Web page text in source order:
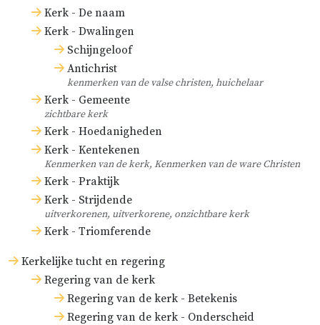
Kerk - De naam
Kerk - Dwalingen
Schijngeloof
Antichrist
kenmerken van de valse christen, huichelaar
Kerk - Gemeente
zichtbare kerk
Kerk - Hoedanigheden
Kerk - Kentekenen
Kenmerken van de kerk, Kenmerken van de ware Christen
Kerk - Praktijk
Kerk - Strijdende
uitverkorenen, uitverkorene, onzichtbare kerk
Kerk - Triomferende
Kerkelijke tucht en regering
Regering van de kerk
Regering van de kerk - Betekenis
Regering van de kerk - Onderscheid